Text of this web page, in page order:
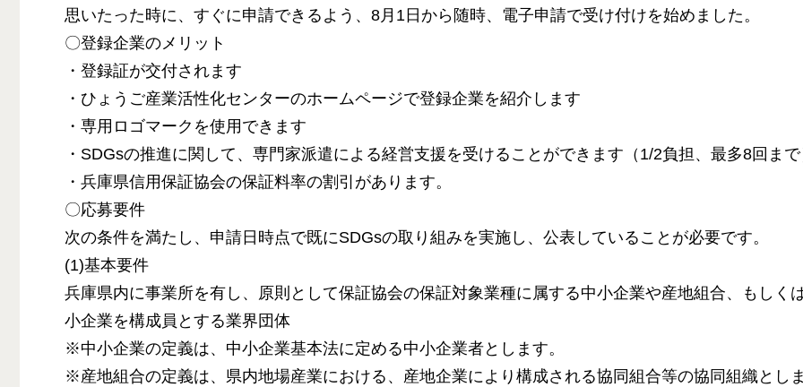
思いたった時に、すぐに申請できるよう、8月1日から随時、電子申請で受け付けを始めました。
〇登録企業のメリット
・登録証が交付されます
・ひょうご産業活性化センターのホームページで登録企業を紹介します
・専用ロゴマークを使用できます
・SDGsの推進に関して、専門家派遣による経営支援を受けることができます（1/2負担、最多8回ま
・兵庫県信用保証協会の保証料率の割引があります。
〇応募要件
次の条件を満たし、申請日時点で既にSDGsの取り組みを実施し、公表していることが必要です。
(1)基本要件
兵庫県内に事業所を有し、原則として保証協会の保証対象業種に属する中小企業や産地組合、もしく
小企業を構成員とする業界団体
※中小企業の定義は、中小企業基本法に定める中小企業者とします。
※産地組合の定義は、県内地場産業における、産地企業により構成される協同組合等の協同組織とし